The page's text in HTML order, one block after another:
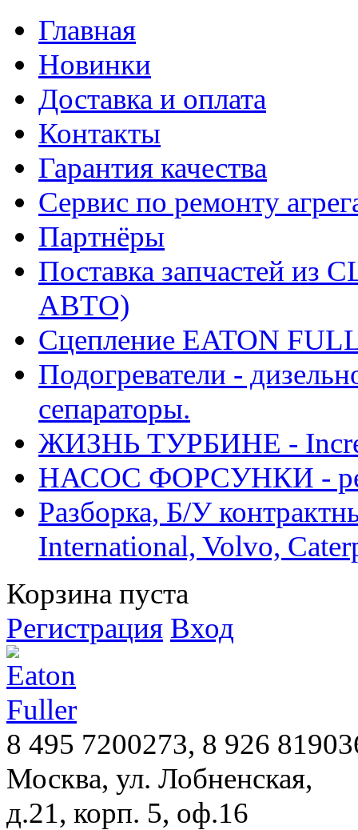
Главная
Новинки
Доставка и оплата
Контакты
Гарантия качества
Сервис по ремонту
Партнёры
Поставка запчастей
АВТО)
Сцепление EATON
Подогреватели -
сепараторы.
ЖИЗНЬ ТУРБИНЕ -
НАСОС ФОРСУНКИ -
Разборка, Б/У
International, Volvo,
Корзина пуста
Регистрация Вход
8 495 7200273, 8 926
Москва, ул. Лобненская,
д.21, корп. 5, оф.16